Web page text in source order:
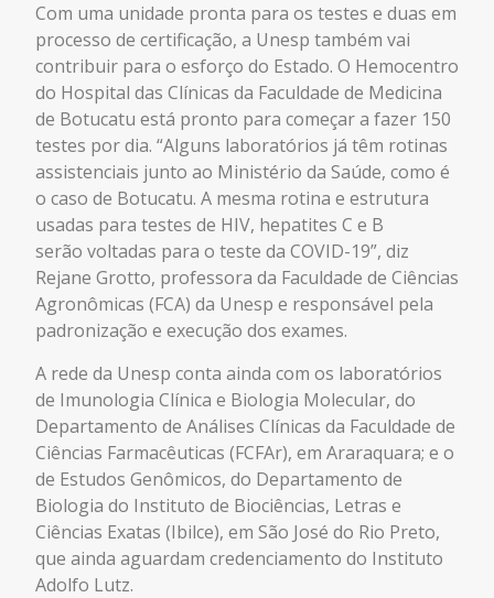
Com uma unidade pronta para os testes e duas em
processo de certificação, a Unesp também vai
contribuir para o esforço do Estado. O Hemocentro
do Hospital das Clínicas da Faculdade de Medicina
de Botucatu está pronto para começar a fazer 150
testes por dia. “Alguns laboratórios já têm rotinas
assistenciais junto ao Ministério da Saúde, como é
o caso de Botucatu. A mesma rotina e estrutura
usadas para testes de HIV, hepatites C e B
serão voltadas para o teste da COVID-19”, diz
Rejane Grotto, professora da Faculdade de Ciências
Agronômicas (FCA) da Unesp e responsável pela
padronização e execução dos exames.
A rede da Unesp conta ainda com os laboratórios
de Imunologia Clínica e Biologia Molecular, do
Departamento de Análises Clínicas da Faculdade de
Ciências Farmacêuticas (FCFAr), em Araraquara; e o
de Estudos Genômicos, do Departamento de
Biologia do Instituto de Biociências, Letras e
Ciências Exatas (Ibilce), em São José do Rio Preto,
que ainda aguardam credenciamento do Instituto
Adolfo Lutz.